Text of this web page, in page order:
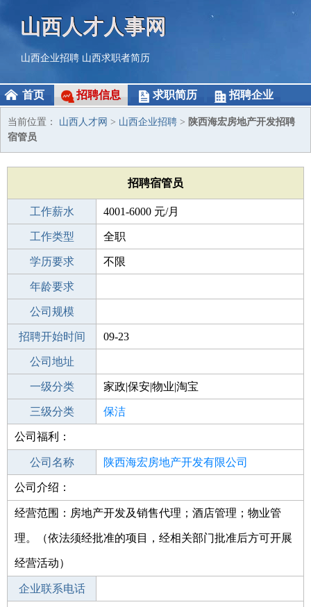
山西人才人事网
山西企业招聘 山西求职者简历
首页 招聘信息 求职简历 招聘企业
当前位置： 山西人才网 > 山西企业招聘 > 陕西海宏房地产开发招聘
宿管员
招聘宿管员
工作薪水 4001-6000 元/月
招聘人数 若干
工作类型 全职
性别要求 -
学历要求 不限
工作经验
年龄要求
工作地点
公司规模
公司电话
招聘开始时间 09-23
招聘结束时间
公司地址
一级分类 家政|保安|物业|淘宝
二级分类 家政/安保
三级分类 保洁
其他行业
公司福利：
公司名称 陕西海宏房地产开发有限公司
公司类型
公司介绍：
经营范围：房地产开发及销售代理；酒店管理；物业管
理。（依法须经批准的项目，经相关部门批准后方可开展
经营活动）
企业联系电话